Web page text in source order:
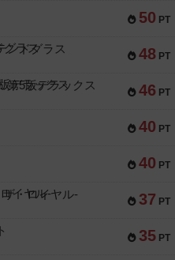
50 PT
48 PT
ンドグラス
46 PT
第5版デラックス
40 PT
40 PT
37 PT
・ロイヤル-
35 PT